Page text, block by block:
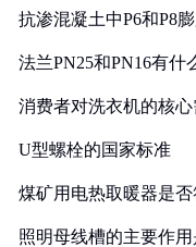
抗渗混凝土中P6和P8
法兰PN25和PN16有什
消费者对洗衣机的核
U型螺栓的国家标准
煤矿用电热取暖器是
照明母线槽的主要作用